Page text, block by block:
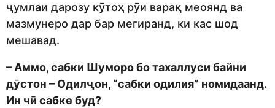
ҷумлаи дарозу кӯтоҳ рӯи варақ меоянд ва
мазмунеро дар бар мегиранд, ки кас шод
мешавад.
– Аммо, сабки Шуморо бо тахаллуси байни
дӯстон – Одилҷон, “сабки одилия” номидаанд.
Ин чӣ сабке буд?